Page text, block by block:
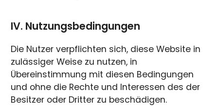
IV. Nutzungsbedingungen
Die Nutzer verpflichten sich, diese Website in
zulässiger Weise zu nutzen, in
Übereinstimmung mit diesen Bedingungen
und ohne die Rechte und Interessen des der
Besitzer oder Dritter zu beschädigen.